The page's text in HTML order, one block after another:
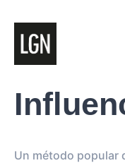
Un método popular